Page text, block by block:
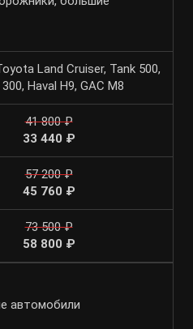
Land Cruiser, Tank 500,
Haval H9, GAC M8
41 800 ₽
33 440 ₽
57 200 ₽
45 760 ₽
73 500 ₽
58 800 ₽
автомобили